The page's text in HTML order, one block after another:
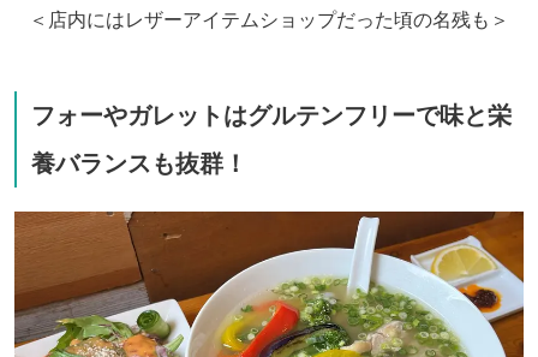
＜店内にはレザーアイテムショップだった頃の名残も＞
フォーやガレットはグルテンフリーで味と栄
養バランスも抜群！